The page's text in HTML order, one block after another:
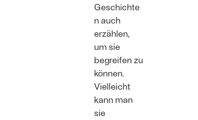
Geschichte
n auch
erzählen,
um sie
begreifen zu
können.
Vielleicht
kann man
sie